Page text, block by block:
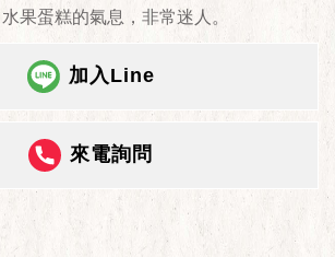
果蛋糕的氣息，非常迷人。
加入Line
來電詢問